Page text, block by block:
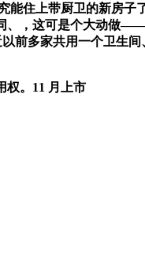
住上带厨卫的新房子
、，这可是个大动做
前多家共用一个卫生
。11 月上市